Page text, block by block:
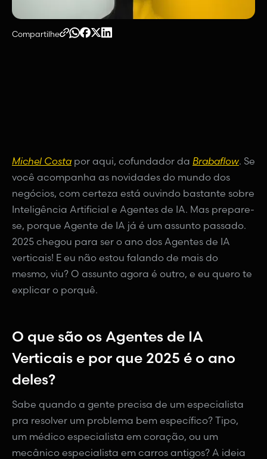
Compartilhe
Michel Costa por aqui, cofundador da Brabaflow. Se
você acompanha as novidades do mundo dos
negócios, com certeza está ouvindo bastante sobre
Inteligência Artificial e Agentes de IA. Mas prepare-
se, porque Agente de IA já é um assunto passado.
2025 chegou para ser o ano dos Agentes de IA
verticais! E eu não estou falando de mais do
mesmo, viu? O assunto agora é outro, e eu quero te
explicar o porquê.
O que são os Agentes de IA
Verticais e por que 2025 é o ano
deles?
Sabe quando a gente precisa de um especialista
pra resolver um problema bem específico? Tipo,
um médico especialista em coração, ou um
mecânico especialista em carros antigos? A ideia